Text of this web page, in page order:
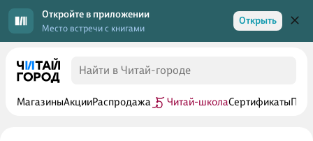
Откройте в приложении
Место встречи с книгами
Открыть
МагазиныАкцииРаспродажа Читай-школаСертификаты